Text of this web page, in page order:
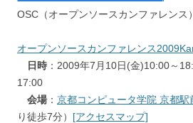
OSC（オープンソースカンファレンス）
オープンソースカンファレンス
日時 ：2009年7月10日(金)10:00～
17:00
会場 ： 京都コンピュータ学院 京都駅
り徒歩7分） [アクセスマップ]